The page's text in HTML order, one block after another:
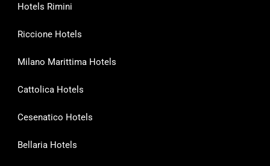
Hotels Rimini
Riccione Hotels
Milano Marittima Hotels
Cattolica Hotels
Cesenatico Hotels
Bellaria Hotels